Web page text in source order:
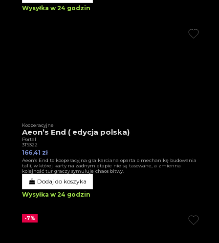
Wysyłka w 24 godzin
Kooperacyjne
Aeon’s End ( edycja polska)
Portal
3T9322
166,41 zł
Aeon’s End to kooperacyjna gra karciana oparta o mechanikę budowania
talii, w której karty na żadnym etapie nie są tasowane, a zmienna
kolejność tur graczy symuluje chaos bitwy.
Dodaj do koszyka
Wysyłka w 24 godzin
-7%